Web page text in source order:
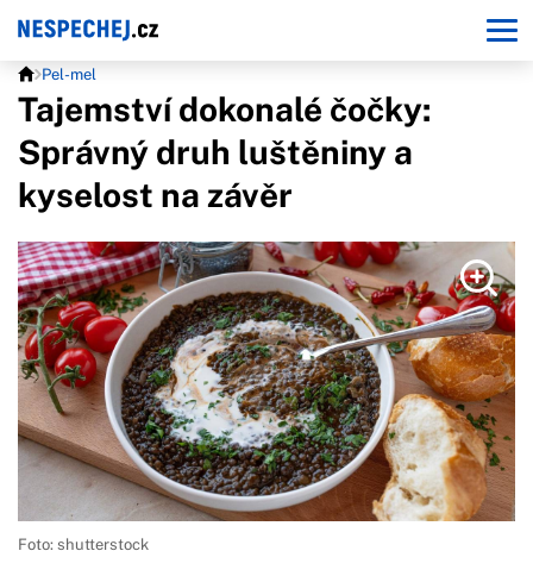
Pel-mel
Tajemství dokonalé čočky:
Správný druh luštěniny a
kyselost na závěr
Foto: shutterstock